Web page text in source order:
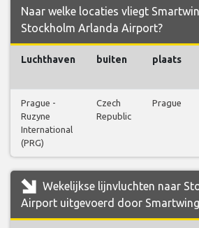
Naar welke locaties vliegt
Stockholm Arlanda Airport?
Luchthaven buiten plaats
Prague -
Ruzyne
International
(PRG)
Czech
Republic
Prague
Wekelijkse lijnvluchten naar
Airport uitgevoerd door